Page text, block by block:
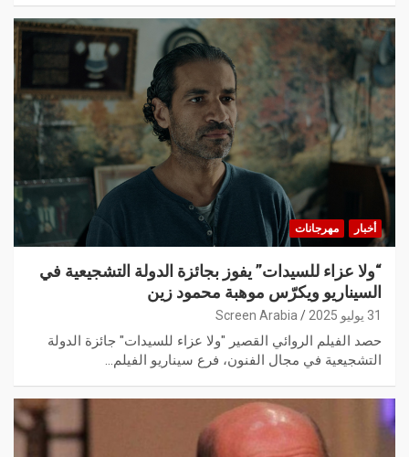
أخبار مهرجانات
“ولا عزاء للسيدات” يفوز بجائزة الدولة التشجيعية في
السيناريو ويكرّس موهبة محمود زين
31 يوليو 2025 Screen Arabia
حصد الفيلم الروائي القصير "ولا عزاء للسيدات" جائزة الدولة
التشجيعية في مجال الفنون، فرع سيناريو الفيلم…